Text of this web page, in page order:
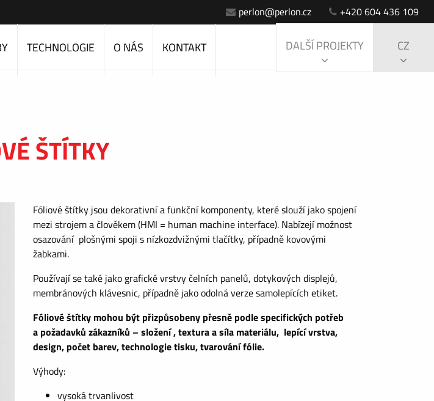
perlon@perlon.cz +420 604 436 109
TECHNOLOGIE O NÁS KONTAKT DALŠÍ PROJEKTY CZ
ŠTÍTKY
Fóliové štítky jsou dekorativní a funkční komponenty, které slouží jako spojení
mezi strojem a člověkem (HMI = human machine interface). Nabízejí možnost
osazování plošnými spoji s nízkozdvižnými tlačítky, případně kovovými
žabkami.
Používají se také jako grafické vrstvy čelních panelů, dotykových displejů,
membránových klávesnic, případně jako odolná verze samolepících etiket.
Fóliové štítky mohou být přizpůsobeny přesně podle specifických potřeb
a požadavků zákazníků – složení , textura a síla materiálu, lepící vrstva,
design, počet barev, technologie tisku, tvarování fólie.
Výhody:
vysoká trvanlivost